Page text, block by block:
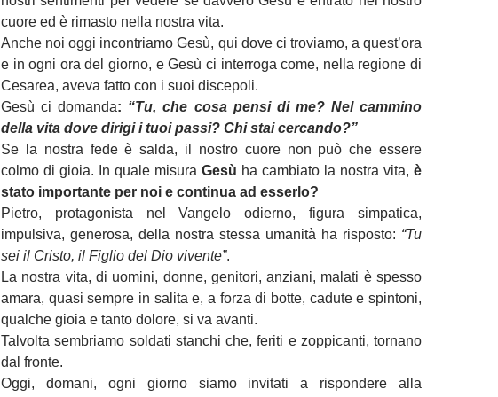
cuore ed è rimasto nella nostra vita.
Anche noi oggi incontriamo Gesù, qui dove ci troviamo, a quest’ora
e in ogni ora del giorno, e Gesù ci interroga come, nella regione di
Cesarea, aveva fatto con i suoi discepoli.
Gesù ci domanda: “Tu, che cosa pensi di me? Nel cammino
della vita dove dirigi i tuoi passi? Chi stai cercando?”
Se la nostra fede è salda, il nostro cuore non può che essere
colmo di gioia. In quale misura Gesù ha cambiato la nostra vita, è
stato importante per noi e continua ad esserlo?
Pietro, protagonista nel Vangelo odierno, figura simpatica,
impulsiva, generosa, della nostra stessa umanità ha risposto: “Tu
sei il Cristo, il Figlio del Dio vivente”.
La nostra vita, di uomini, donne, genitori, anziani, malati è spesso
amara, quasi sempre in salita e, a forza di botte, cadute e spintoni,
qualche gioia e tanto dolore, si va avanti.
Talvolta sembriamo soldati stanchi che, feriti e zoppicanti, tornano
dal fronte.
Oggi, domani, ogni giorno siamo invitati a rispondere alla